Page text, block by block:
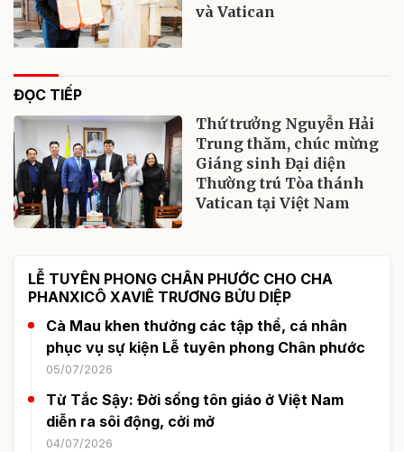
và Vatican
ĐỌC TIẾP
Thứ trưởng Nguyễn Hải
Trung thăm, chúc mừng
Giáng sinh Đại diện
Thường trú Tòa thánh
Vatican tại Việt Nam
LỄ TUYÊN PHONG CHÂN PHƯỚC CHO CHA
PHANXICÔ XAVIÊ TRƯƠNG BỬU DIỆP
Cà Mau khen thưởng các tập thể, cá nhân
phục vụ sự kiện Lễ tuyên phong Chân phước
05/07/2026
Từ Tắc Sậy: Đời sống tôn giáo ở Việt Nam
diễn ra sôi động, cởi mở
04/07/2026